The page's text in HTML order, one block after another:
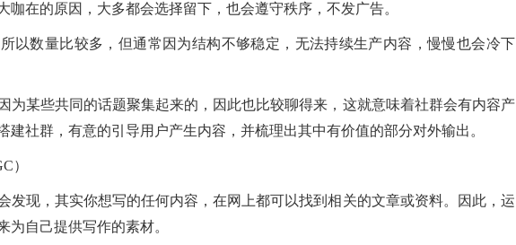
咖在的原因，大多都会选择留下，也会遵守秩序，不发广告。
以数量比较多，但通常因为结构不够稳定，无法持续生产内容，慢慢也会冷下
为某些共同的话题聚集起来的，因此也比较聊得来，这就意味着社群会有内容产
建社群，有意的引导用户产生内容，并梳理出其中有价值的部分对外输出。
）
发现，其实你想写的任何内容，在网上都可以找到相关的文章或资料。因此，运
为自己提供写作的素材。